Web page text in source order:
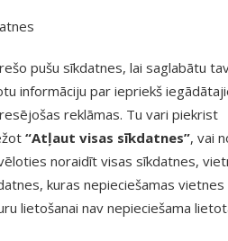
pušu sīkdatnes, lai saglabātu
informāciju par iepriekš
reklāmas. Tu vari piekrist
“Atļaut visas sīkdatnes”, vai
noraidīt visas sīkdatnes,
kuras nepieciešamas vietnes
lietošanai nav nepieciešama
1
krāsa